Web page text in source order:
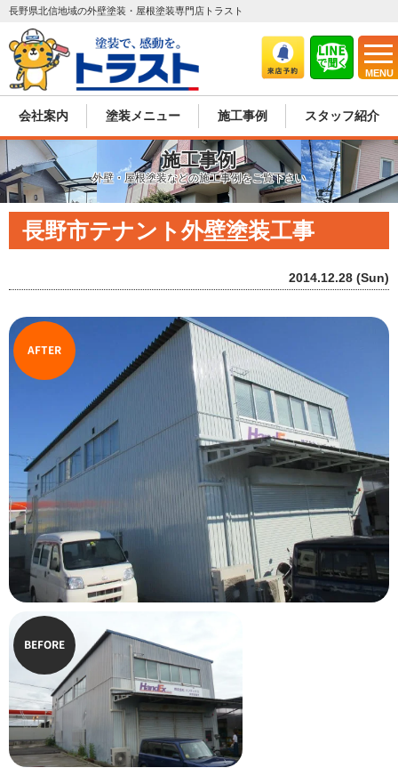
MENU
長野県北信地域の外壁塗装・屋根塗装専門店トラスト
会社案内 塗装メニュー 施工事例 スタッフ紹介
施工事例
外壁・屋根塗装などの施工事例をご覧下さい
長野市テナント外壁塗装工事
2014.12.28 (Sun)
AFTER
BEFORE